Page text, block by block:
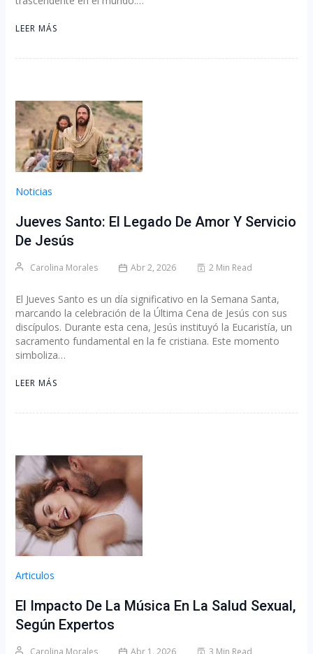
LEER MÁS
Noticias
Jueves Santo: El Legado De Amor Y Servicio
De Jesús
Carolina Morales Abr 2, 2026 2 Min Read
El Jueves Santo es un día significativo en la Semana Santa,
marcando la celebración de la Última Cena de Jesús con sus
discípulos. Durante esta cena, Jesús instituyó la Eucaristía, un
sacramento fundamental en la fe cristiana. Este momento
simboliza…
LEER MÁS
Articulos
El Impacto De La Música En La Salud Sexual,
Según Expertos
Carolina Morales Abr 1, 2026 3 Min Read